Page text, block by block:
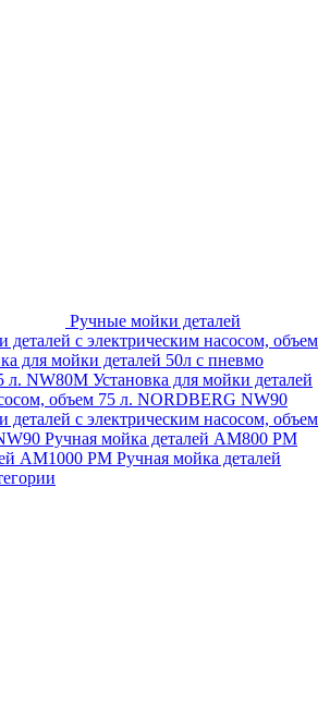
Ручные мойки деталей
деталей с электрическим насосом, объем
для мойки деталей 50л с пневмо
л. NW80M Установка для мойки деталей
объем 75 л. NORDBERG NW90
деталей с электрическим насосом, объем
Ручная мойка деталей АМ800 РМ
АМ1000 РМ Ручная мойка деталей